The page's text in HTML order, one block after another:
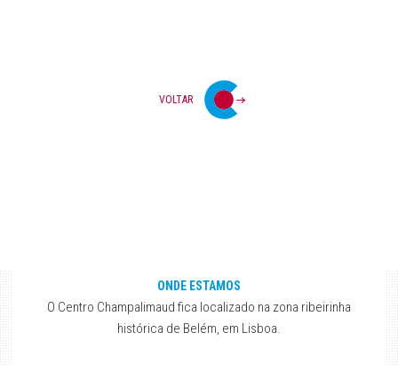
VOLTAR
ONDE ESTAMOS
O Centro Champalimaud fica localizado na zona ribeirinha
histórica de Belém, em Lisboa.